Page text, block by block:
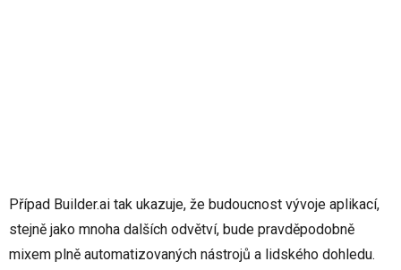
Případ Builder.ai tak ukazuje, že budoucnost vývoje aplikací,
stejně jako mnoha dalších odvětví, bude pravděpodobně
mixem plně automatizovaných nástrojů a lidského dohledu.